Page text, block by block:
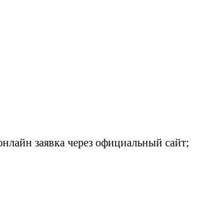
заявка через официальный сайт;